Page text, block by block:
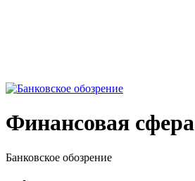
Финансовая сфера
Банковское обозрение